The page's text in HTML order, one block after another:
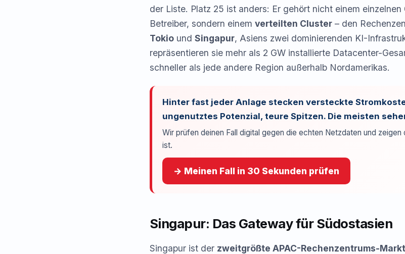
der Liste. Platz 25 ist anders: Er gehört nicht einem
Betreiber, sondern einem verteilten Cluster – den
Tokio und Singapur, Asiens zwei dominierenden KI-
repräsentieren sie mehr als 2 GW installierte Datacenter-
schneller als jede andere Region außerhalb Nordamerikas.
Hinter fast jeder Anlage stecken versteckte
ungenutztes Potenzial, teure Spitzen. Die meisten
Wir prüfen deinen Fall digital gegen die echten Netzdaten und
ist.
→ Meinen Fall in 30 Sekunden prüfen
Singapur: Das Gateway für Südostasien
Singapur ist der zweitgrößte APAC-Rechenzentrums-Markt